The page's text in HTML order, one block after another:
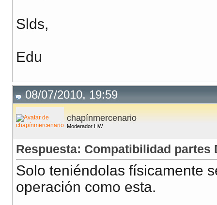
Slds,
Edu
08/07/2010, 19:59
chapínmercenario
Moderador HW
Respuesta: Compatibilidad partes
Solo teniéndolas físicamente
operación como esta.